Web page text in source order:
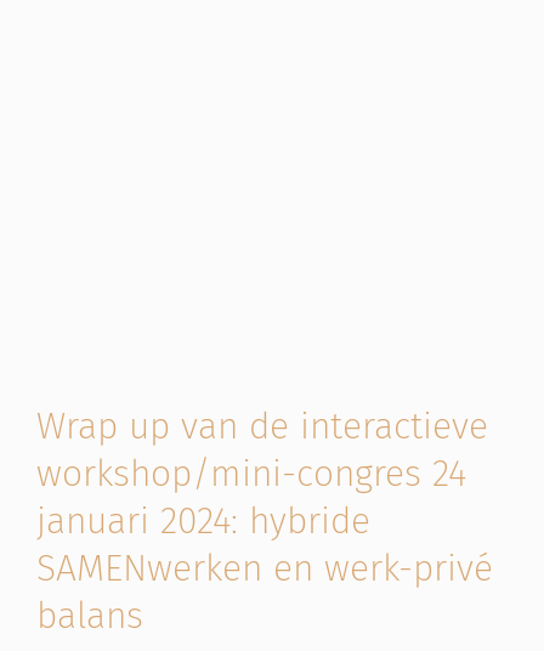
Wrap up van de interactieve
workshop/mini-congres 24
januari 2024: hybride
SAMENwerken en werk-privé
balans